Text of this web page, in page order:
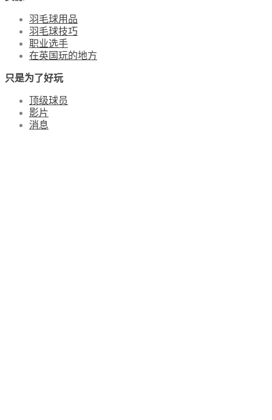
羽毛球用品
羽毛球技巧
职业选手
在英国玩的地方
只是为了好玩
顶级球员
影片
消息